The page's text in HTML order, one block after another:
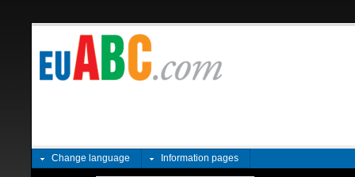
Change language Information pages